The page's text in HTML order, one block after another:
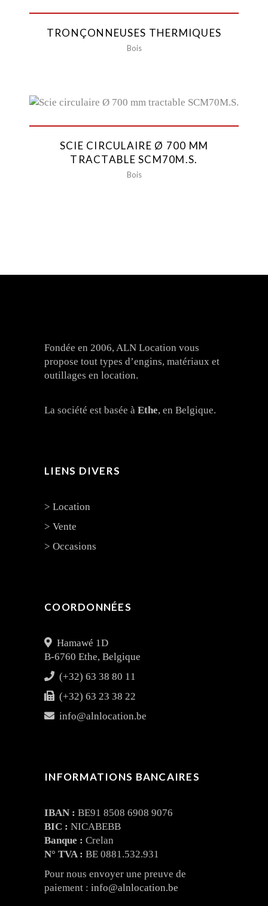
TRONÇONNEUSES THERMIQUES
Bois
SCIE CIRCULAIRE Ø 700 MM
TRACTABLE SCM70M.S.
Bois
Fondée en 2006, ALN Location vous
propose tout types d’engins, matériaux et
outillages en location.
La société est basée à Ethe, en Belgique.
LIENS DIVERS
> Location
> Vente
> Occasions
COORDONNÉES
Hamawé 1D
B-6760 Ethe, Belgique
(+32) 63 38 80 11
(+32) 63 23 38 22
info@alnlocation.be
INFORMATIONS BANCAIRES
IBAN : BE91 8508 6908 9076
BIC : NICABEBB
Banque : Crelan
N° TVA : BE 0881.532.931
Pour nous envoyer une preuve de
paiement : info@alnlocation.be